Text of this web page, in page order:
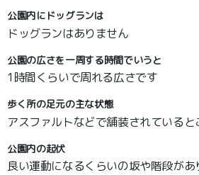
公園内にドッグランは
ドッグランはありません
公園の広さを一周する時間でいうと
1時間くらいで周れる広さです
歩く所の足元の主な状態
アスファルトなどで舗装されている
公園内の起伏
良い運動になるくらいの坂や階段があ